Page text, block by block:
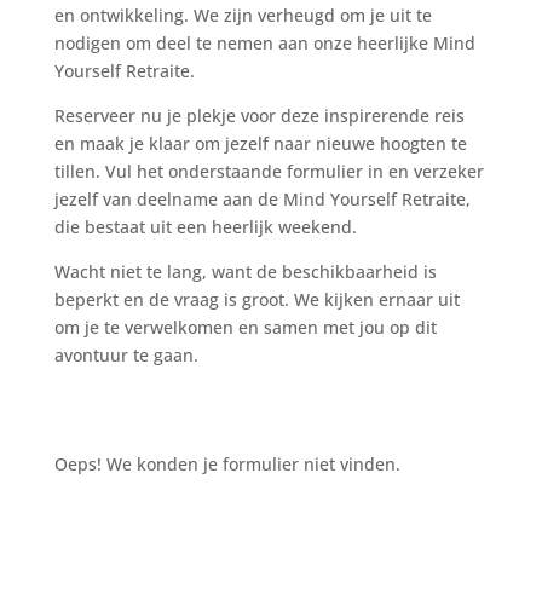
en ontwikkeling. We zijn verheugd om je uit te
nodigen om deel te nemen aan onze heerlijke Mind
Yourself Retraite.
Reserveer nu je plekje voor deze inspirerende reis
en maak je klaar om jezelf naar nieuwe hoogten te
tillen. Vul het onderstaande formulier in en verzeker
jezelf van deelname aan de Mind Yourself Retraite,
die bestaat uit een heerlijk weekend.
Wacht niet te lang, want de beschikbaarheid is
beperkt en de vraag is groot. We kijken ernaar uit
om je te verwelkomen en samen met jou op dit
avontuur te gaan.
Oeps! We konden je formulier niet vinden.